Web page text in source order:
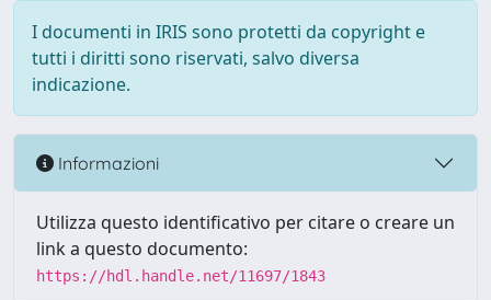
I documenti in IRIS sono protetti da copyright e
tutti i diritti sono riservati, salvo diversa
indicazione.
Informazioni
Utilizza questo identificativo per citare o creare un
link a questo documento:
https://hdl.handle.net/11697/1843